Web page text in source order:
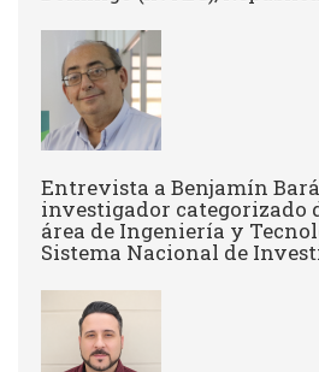
Entrevista a Benjamín
investigador categorizado
área de Ingeniería y
Sistema Nacional de